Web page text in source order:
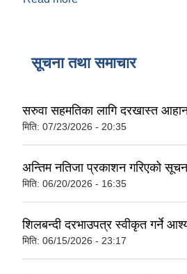
सूचना तथा समाचार
सरुवा सहमतिका लागि दरखास्त
मिति: 07/23/2026 - 20:35
अन्तिम नतिजा प्रकाशन गरिएको
मिति: 06/20/2026 - 16:35
शिलबन्दी दरभाउपत्र स्वीकृत गर्ने
मिति: 06/15/2026 - 23:17